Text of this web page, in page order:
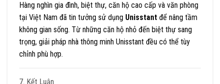
Hàng nghìn gia đình, biệt thự, căn hộ cao cấp và văn phòng
tại Việt Nam đã tin tưởng sử dụng Unisstant để nâng tầm
không gian sống. Từ những căn hộ nhỏ đến biệt thự sang
trọng, giải pháp nhà thông minh Unisstant đều có thể tùy
chỉnh phù hợp.
7. Kết Luận